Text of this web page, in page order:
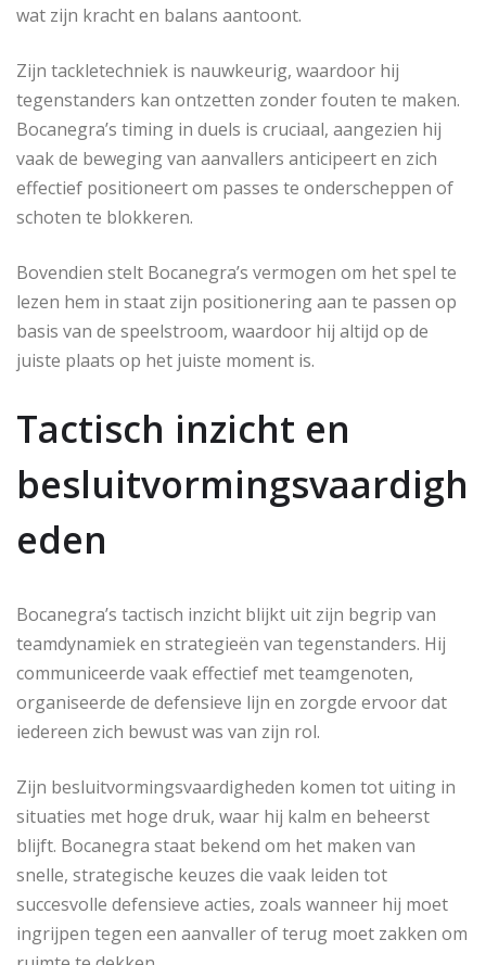
wat zijn kracht en balans aantoont.
Zijn tackletechniek is nauwkeurig, waardoor hij
tegenstanders kan ontzetten zonder fouten te maken.
Bocanegra’s timing in duels is cruciaal, aangezien hij
vaak de beweging van aanvallers anticipeert en zich
effectief positioneert om passes te onderscheppen of
schoten te blokkeren.
Bovendien stelt Bocanegra’s vermogen om het spel te
lezen hem in staat zijn positionering aan te passen op
basis van de speelstroom, waardoor hij altijd op de
juiste plaats op het juiste moment is.
Tactisch inzicht en
besluitvormingsvaardigh
eden
Bocanegra’s tactisch inzicht blijkt uit zijn begrip van
teamdynamiek en strategieën van tegenstanders. Hij
communiceerde vaak effectief met teamgenoten,
organiseerde de defensieve lijn en zorgde ervoor dat
iedereen zich bewust was van zijn rol.
Zijn besluitvormingsvaardigheden komen tot uiting in
situaties met hoge druk, waar hij kalm en beheerst
blijft. Bocanegra staat bekend om het maken van
snelle, strategische keuzes die vaak leiden tot
succesvolle defensieve acties, zoals wanneer hij moet
ingrijpen tegen een aanvaller of terug moet zakken om